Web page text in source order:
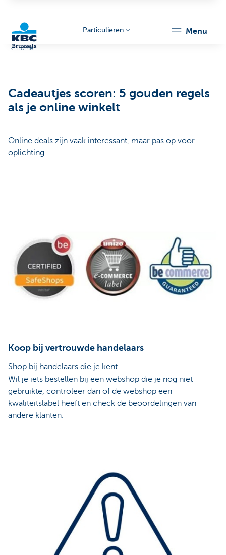
Brussels
Particulieren menu
Home
Cadeautjes scoren: 5 gouden regels
als je online winkelt
Online deals zijn vaak interessant, maar pas op voor
oplichting.
Koop bij vertrouwde handelaars
Shop bij handelaars die je kent.
Wil je iets bestellen bij een webshop die je nog niet
gebruikte, controleer dan of de webshop een
kwaliteitslabel heeft en check de beoordelingen van
andere klanten.